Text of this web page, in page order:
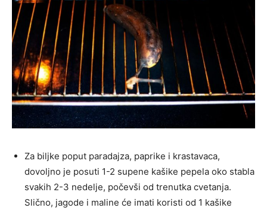
Za biljke poput paradajza, paprike i krastavaca,
dovoljno je posuti 1-2 supene kašike pepela oko stabla
svakih 2-3 nedelje, počevši od trenutka cvetanja.
Slično, jagode i maline će imati koristi od 1 kašike